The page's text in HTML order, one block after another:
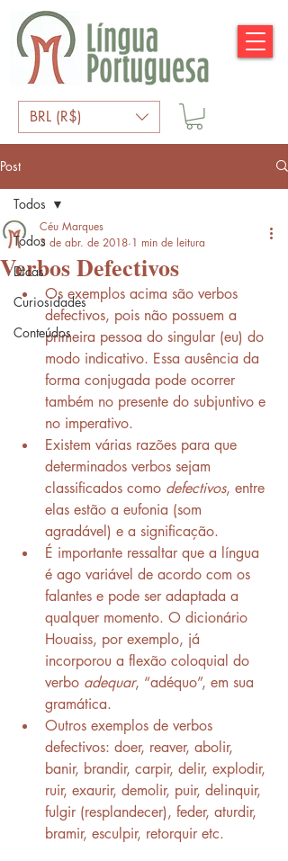
BRL (R$)
Post
Todos
Dicas
Curiosidades
Conteúdos
Todos
Verbos Defectivos
Céu Marques
3 de abr. de 2018 1 min de leitura
Os exemplos acima são verbos
defectivos, pois não possuem a
primeira pessoa do singular (eu) do
modo indicativo. Essa ausência da
forma conjugada pode ocorrer
também no presente do subjuntivo e
no imperativo.
Existem várias razões para que
determinados verbos sejam
classificados como defectivos, entre
elas estão a eufonia (som
agradável) e a significação.
É importante ressaltar que a língua
é ago variável de acordo com os
falantes e pode ser adaptada a
qualquer momento. O dicionário
Houaiss, por exemplo, já
incorporou a flexão coloquial do
verbo adequar, “adéquo”, em sua
gramática.
Outros exemplos de verbos
defectivos: doer, reaver, abolir,
banir, brandir, carpir, delir, explodir,
ruir, exaurir, demolir, puir, delinquir,
fulgir (resplandecer), feder, aturdir,
bramir, esculpir, retorquir etc.